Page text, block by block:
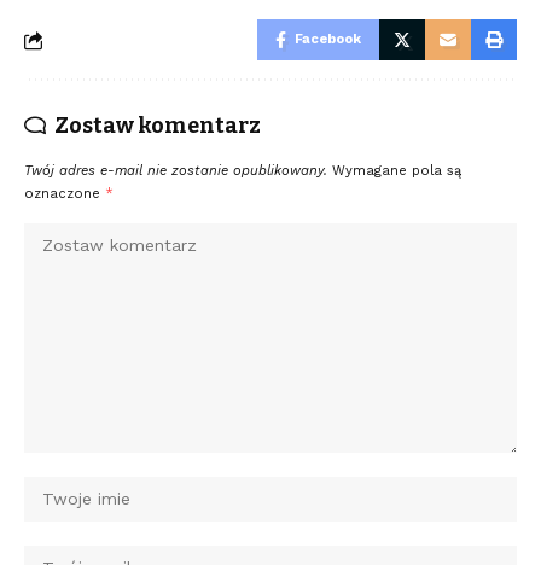
Facebook
Zostaw komentarz
Twój adres e-mail nie zostanie opublikowany. Wymagane pola są
oznaczone *